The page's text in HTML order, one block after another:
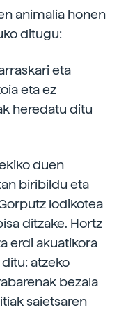
animalia honen
ditugu:
eta
eta ez
heredatu ditu
duen
biribildu eta
lodikotea
ditzake. Hortz
erdi akuatikora
atzeko
bezala
saietsaren